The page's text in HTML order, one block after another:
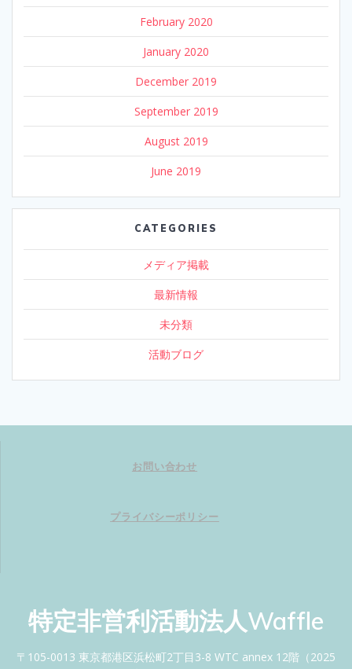
February 2020
January 2020
December 2019
September 2019
August 2019
June 2019
CATEGORIES
メディア掲載
最新情報
未分類
活動ブログ
お問い合わせ
プライバシーポリシー
特定非営利活動法人Waffle
〒105-0013 東京都港区浜松町2丁目3-8 WTC annex 12階（2025